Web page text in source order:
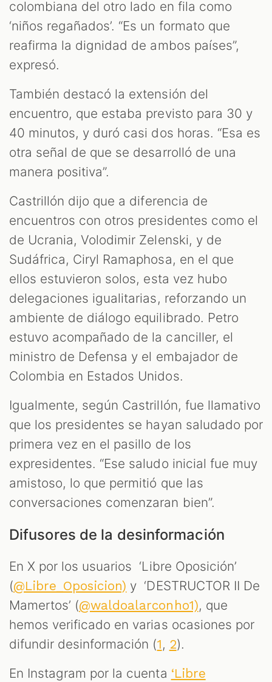
colombiana del otro lado en fila como
‘niños regañados’. “Es un formato que
reafirma la dignidad de ambos países”,
expresó.
También destacó la extensión del
encuentro, que estaba previsto para 30 y
40 minutos, y duró casi dos horas. “Esa es
otra señal de que se desarrolló de una
manera positiva”.
Castrillón dijo que a diferencia de
encuentros con otros presidentes como el
de Ucrania, Volodimir Zelenski, y de
Sudáfrica, Ciryl Ramaphosa, en el que
ellos estuvieron solos, esta vez hubo
delegaciones igualitarias, reforzando un
ambiente de diálogo equilibrado. Petro
estuvo acompañado de la canciller, el
ministro de Defensa y el embajador de
Colombia en Estados Unidos.
Igualmente, según Castrillón, fue llamativo
que los presidentes se hayan saludado por
primera vez en el pasillo de los
expresidentes. “Ese saludo inicial fue muy
amistoso, lo que permitió que las
conversaciones comenzaran bien”.
Difusores de la desinformación
En X por los usuarios ‘Libre Oposición’
(@Libre_Oposicion) y ‘DESTRUCTOR II De
Mamertos’ (@waldoalarconho1), que
hemos verificado en varias ocasiones por
difundir desinformación (1, 2).
En Instagram por la cuenta ‘Libre